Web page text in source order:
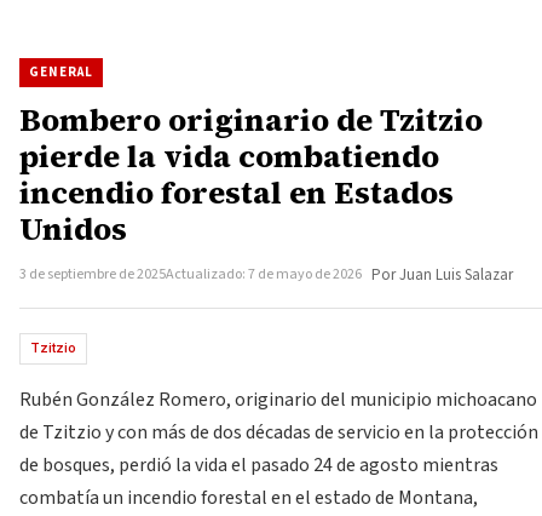
GENERAL
Bombero originario de Tzitzio
pierde la vida combatiendo
incendio forestal en Estados
Unidos
3 de septiembre de 2025Actualizado: 7 de mayo de 2026 Por Juan Luis Salazar
Tzitzio
Rubén González Romero, originario del municipio michoacano
de Tzitzio y con más de dos décadas de servicio en la protección
de bosques, perdió la vida el pasado 24 de agosto mientras
combatía un incendio forestal en el estado de Montana,